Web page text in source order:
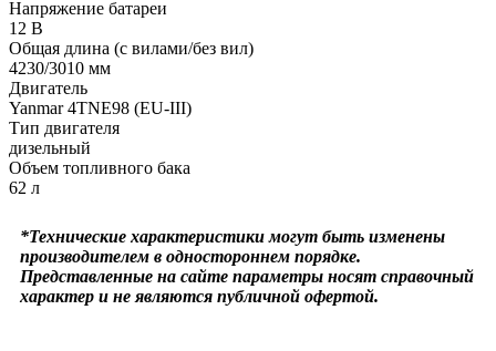
Напряжение батареи
12 B
Общая длина (с вилами/без вил)
4230/3010 мм
Двигатель
Yanmar 4TNE98 (EU-III)
Тип двигателя
дизельный
Объем топливного бака
62 л
*Технические характеристики могут быть изменены
производителем в одностороннем порядке.
Представленные на сайте параметры носят справочный
характер и не являются публичной офертой.